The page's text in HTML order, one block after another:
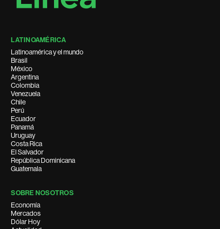
LATINOAMÉRICA
Latinoamérica y el mundo
Brasil
México
Argentina
Colombia
Venezuela
Chile
Perú
Ecuador
Panamá
Uruguay
Costa Rica
El Salvador
República Dominicana
Guatemala
SOBRE NOSOTROS
Economía
Mercados
Dólar Hoy